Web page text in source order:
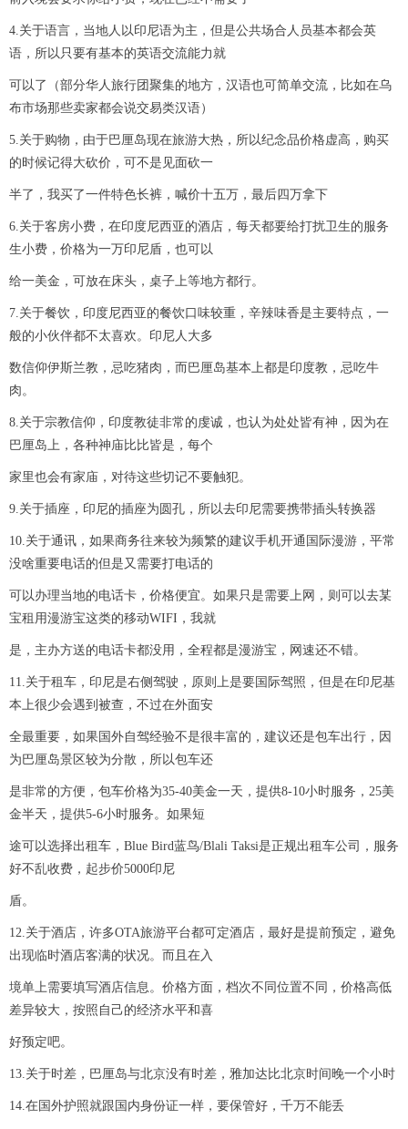
4.关于语言，当地人以印尼语为主，但是公共场合人员基本都会英
语，所以只要有基本的英语交流能力就
可以了（部分华人旅行团聚集的地方，汉语也可简单交流，比如在乌
布市场那些卖家都会说交易类汉语）
5.关于购物，由于巴厘岛现在旅游大热，所以纪念品价格虚高，购买
的时候记得大砍价，可不是见面砍一
半了，我买了一件特色长裤，喊价十五万，最后四万拿下
6.关于客房小费，在印度尼西亚的酒店，每天都要给打扰卫生的服务
生小费，价格为一万印尼盾，也可以
给一美金，可放在床头，桌子上等地方都行。
7.关于餐饮，印度尼西亚的餐饮口味较重，辛辣味香是主要特点，一
般的小伙伴都不太喜欢。印尼人大多
数信仰伊斯兰教，忌吃猪肉，而巴厘岛基本上都是印度教，忌吃牛
肉。
8.关于宗教信仰，印度教徒非常的虔诚，也认为处处皆有神，因为在
巴厘岛上，各种神庙比比皆是，每个
家里也会有家庙，对待这些切记不要触犯。
9.关于插座，印尼的插座为圆孔，所以去印尼需要携带插头转换器
10.关于通讯，如果商务往来较为频繁的建议手机开通国际漫游，平常
没啥重要电话的但是又需要打电话的
可以办理当地的电话卡，价格便宜。如果只是需要上网，则可以去某
宝租用漫游宝这类的移动WIFI，我就
是，主办方送的电话卡都没用，全程都是漫游宝，网速还不错。
11.关于租车，印尼是右侧驾驶，原则上是要国际驾照，但是在印尼基
本上很少会遇到被查，不过在外面安
全最重要，如果国外自驾经验不是很丰富的，建议还是包车出行，因
为巴厘岛景区较为分散，所以包车还
是非常的方便，包车价格为35-40美金一天，提供8-10小时服务，25美
金半天，提供5-6小时服务。如果短
途可以选择出租车，Blue Bird蓝鸟/Blali Taksi是正规出租车公司，服务
好不乱收费，起步价5000印尼
盾。
12.关于酒店，许多OTA旅游平台都可定酒店，最好是提前预定，避免
出现临时酒店客满的状况。而且在入
境单上需要填写酒店信息。价格方面，档次不同位置不同，价格高低
差异较大，按照自己的经济水平和喜
好预定吧。
13.关于时差，巴厘岛与北京没有时差，雅加达比北京时间晚一个小时
14.在国外护照就跟国内身份证一样，要保管好，千万不能丢